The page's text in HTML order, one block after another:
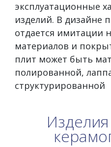
эксплуатационные
изделий. В дизайне
отдается имитации
материалов и
плит может быть
полированной,
структурированной